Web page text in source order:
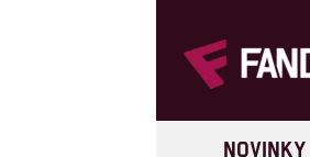
NOVINKY